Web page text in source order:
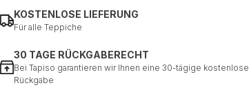
KOSTENLOSE LIEFERUNG
Für alle Teppiche
30 TAGE RÜCKGABERECHT
Bei Tapiso garantieren wir Ihnen eine 30-tägige kostenlose
Rückgabe